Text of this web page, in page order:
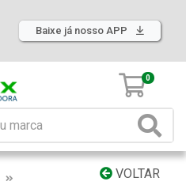
Baixe já nosso APP
0
VOLTAR